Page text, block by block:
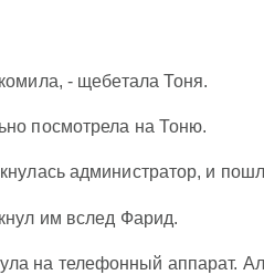
- щебетала Тоня.
посмотрела на Тоню.
администратор, и
им вслед Фарид.
на телефонный аппарат.